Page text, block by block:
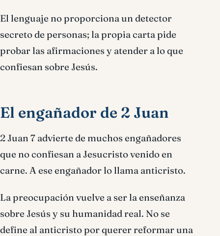
El lenguaje no proporciona un detector
secreto de personas; la propia carta pide
probar las afirmaciones y atender a lo que
confiesan sobre Jesús.
El engañador de 2 Juan
2 Juan 7 advierte de muchos engañadores
que no confiesan a Jesucristo venido en
carne. A ese engañador lo llama anticristo.
La preocupación vuelve a ser la enseñanza
sobre Jesús y su humanidad real. No se
define al anticristo por querer reformar una